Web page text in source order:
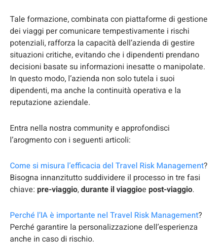
Tale formazione, combinata con piattaforme di gestione
dei viaggi per comunicare tempestivamente i rischi
potenziali, rafforza la capacità dell’azienda di gestire
situazioni critiche, evitando che i dipendenti prendano
decisioni basate su informazioni inesatte o manipolate.
In questo modo, l’azienda non solo tutela i suoi
dipendenti, ma anche la continuità operativa e la
reputazione aziendale.
Entra nella nostra community e approfondisci
l’arogmento con i seguenti articoli:
Come si misura l’efficacia del Travel Risk Management?
Bisogna innanzitutto suddividere il processo in tre fasi
chiave: pre-viaggio,durante il viaggioe post-viaggio.
Perché l’IA è importante nel Travel Risk Management?
Perché garantire la personalizzazione dell’esperienza
anche in caso di rischio.